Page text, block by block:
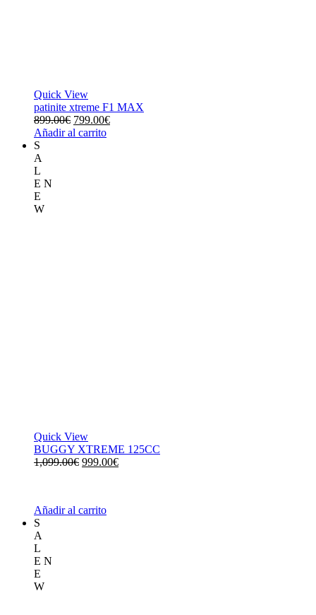
Quick View
patinite xtreme F1 MAX
899.00€ El
precio
799.00€El
Añadir al carrito
S
A
L
E N
E
W
Quick View
BUGGY XTREME 125CC
1,099.00€ El
1,099.00€.
999.00€El
Añadir al carrito
S
A
L
E N
E
W